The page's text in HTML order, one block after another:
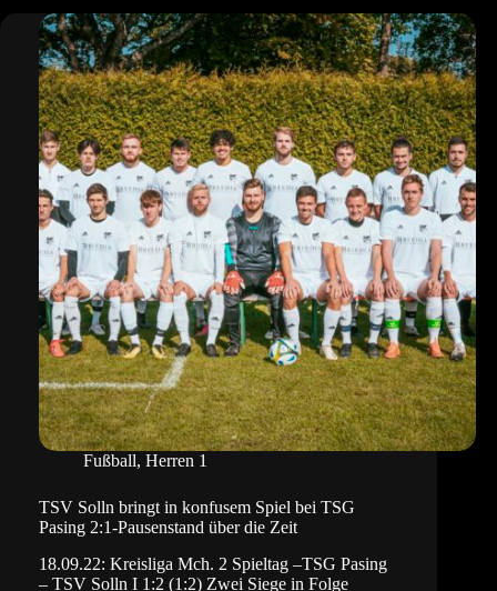
7:2-
Heimsieg
gegen
FC
Rot-
Weiß
Oberföhring
Fußball, Herren 1
TSV Solln bringt in konfusem Spiel bei TSG
Pasing 2:1-Pausenstand über die Zeit
18.09.22: Kreisliga Mch. 2 Spieltag –TSG Pasing
– TSV Solln I 1:2 (1:2) Zwei Siege in Folge